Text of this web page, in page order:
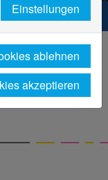
Dein Weg.
Sozialwesen
Einstellungen
ablehnen
akzeptieren